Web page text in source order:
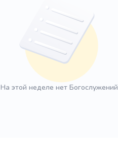
На этой неделе нет Богослужений